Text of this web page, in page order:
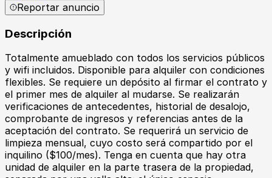
Reportar anuncio
Descripción
Totalmente amueblado con todos los servicios públicos
y wifi incluidos. Disponible para alquiler con condiciones
flexibles. Se requiere un depósito al firmar el contrato y
el primer mes de alquiler al mudarse. Se realizarán
verificaciones de antecedentes, historial de desalojo,
comprobante de ingresos y referencias antes de la
aceptación del contrato. Se requerirá un servicio de
limpieza mensual, cuyo costo será compartido por el
inquilino ($100/mes). Tenga en cuenta que hay otra
unidad de alquiler en la parte trasera de la propiedad,